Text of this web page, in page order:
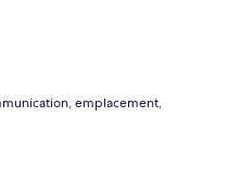
emplacement,